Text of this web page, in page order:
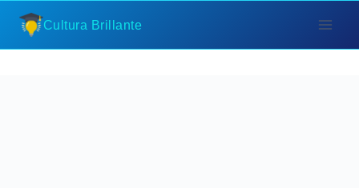
Saltar
contenido
Cultura Brillante